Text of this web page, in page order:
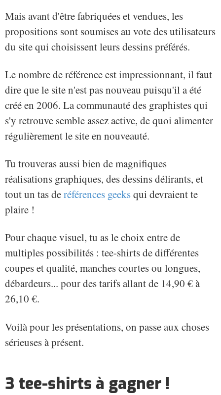
Mais avant d'être fabriquées et vendues, les
propositions sont soumises au vote des utilisateurs
du site qui choisissent leurs dessins préférés.
Le nombre de référence est impressionnant, il faut
dire que le site n'est pas nouveau puisqu'il a été
créé en 2006. La communauté des graphistes qui
s'y retrouve semble assez active, de quoi alimenter
régulièrement le site en nouveauté.
Tu trouveras aussi bien de magnifiques
réalisations graphiques, des dessins délirants, et
tout un tas deréférences geeksqui devraient te
plaire !
Pour chaque visuel, tu as le choix entre de
multiples possibilités : tee-shirts de différentes
coupes et qualité, manches courtes ou longues,
débardeurs... pour des tarifs allant de 14,90 € à
26,10 €.
Voilà pour les présentations, on passe aux choses
sérieuses à présent.
3 tee-shirts à gagner !